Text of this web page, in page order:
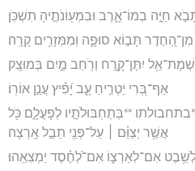
חַיָּ֣ה בְמוֹ־אָ֑רֶב וּבִמְע֖וֹנֹתֶ֣יהָ תִשְׁכֹּֽן׃
מִן־הַ֭חֶדֶר תָּב֣וֹא סוּפָ֑ה וּֽמִמְּזָרִ֥ים קָרָֽה׃
יִתֶּן־קָ֑רַח וְרֹ֖חַב מַ֣יִם בְּמוּצָֽק׃
אַף־בְּ֭רִי יַטְרִ֣יחַ עָ֑ב יָ֝פִ֗יץ עֲנַ֣ן אוֹרֽוֹ׃
**בְּתַחְבּוּלֹתָ֣יו לְפָעֳלָ֑ם כֹּ֖ל
אֲשֶׁ֥ר יְצַוֵּ֓ם ׀ עַל־פְּנֵ֖י תֵבֵ֣ל אָֽרְצָה׃
אִם־לְאַרְצ֑וֹ אִם־לְ֝חֶ֗סֶד יַמְצִאֵֽהוּ׃